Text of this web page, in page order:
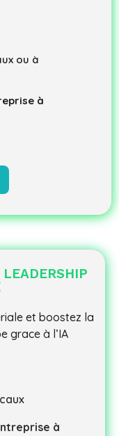
ou à
à
LEADERSHIP
et boostez la
grace à l’IA
à